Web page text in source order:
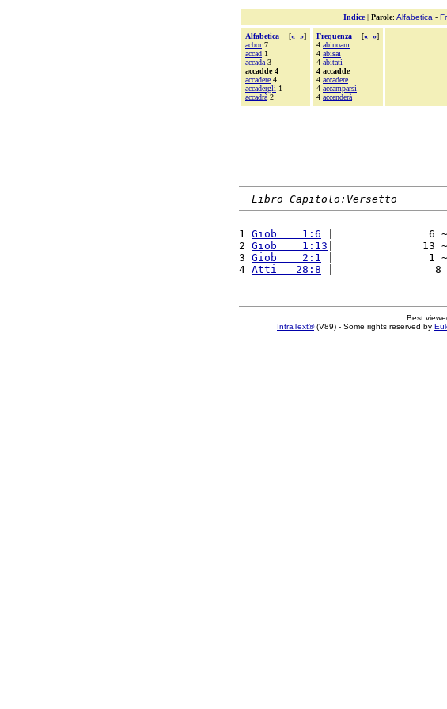
Indice| Parole: Alfabetica -
Alfabetica [« »]
acbor7
accad 1
accada 3
accadde 4
accadere 4
accadergli 1
accadrà 2
Frequenza [« »]
4 abinoam
4 abisai
4 abitati
4 accadde
4 accadere
4 accamparsi
4 accenderà
Libro Capitolo:Versetto
1 Giob    1:6 |               6
2 Giob    1:13 |              13
3 Giob    2:1 |               1
4 Atti   28:8 |                8
Best
IntraText®(V89) - Some rights reserved by